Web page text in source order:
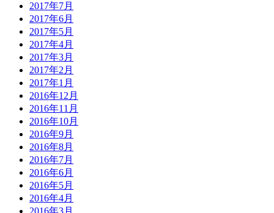
2017年7月
2017年6月
2017年5月
2017年4月
2017年3月
2017年2月
2017年1月
2016年12月
2016年11月
2016年10月
2016年9月
2016年8月
2016年7月
2016年6月
2016年5月
2016年4月